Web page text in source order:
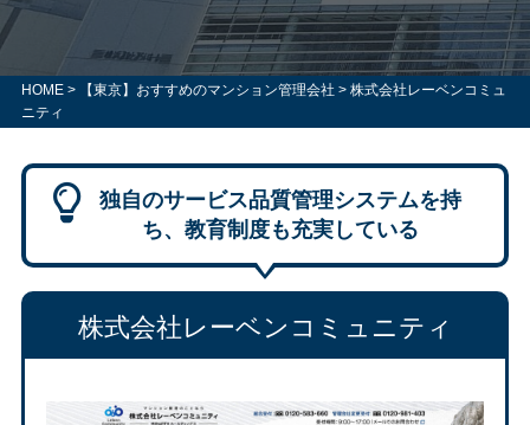
HOME> 【東京】おすすめのマンション管理会社 > 株式会社レーベンコミュ
ニティ
独自のサービス品質管理システムを持
ち、教育制度も充実している
株式会社レーベンコミュニティ